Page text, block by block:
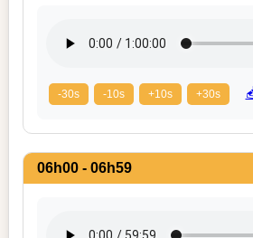
-30s -10s +10s +30s
06h00 - 06h59